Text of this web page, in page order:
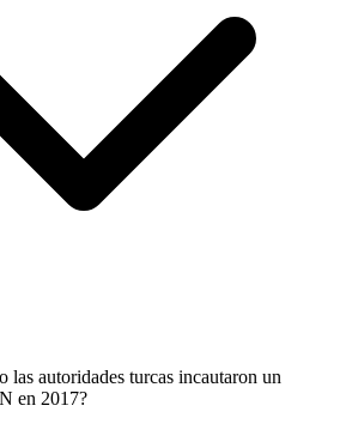
las autoridades turcas incautaron un
en 2017?